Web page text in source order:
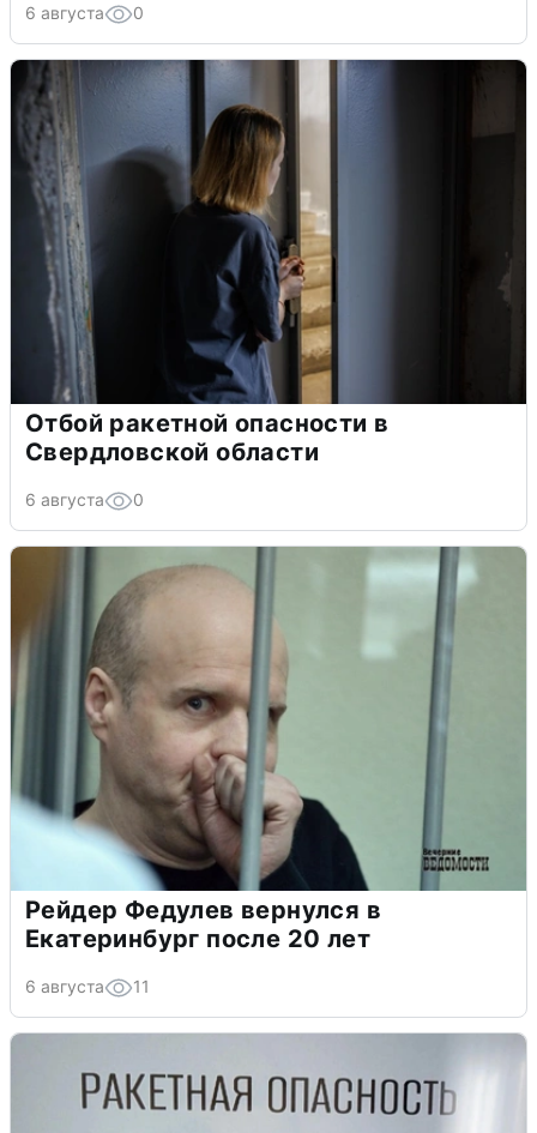
6 августа 0
Отбой ракетной опасности в
Свердловской области
6 августа 0
Рейдер Федулев вернулся в
Екатеринбург после 20 лет
6 августа 11